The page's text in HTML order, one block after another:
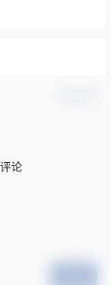
论